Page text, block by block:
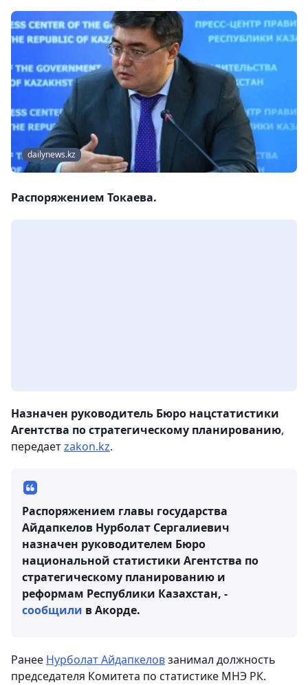
dailynews.kz
Распоряжением Токаева.
Назначен руководитель Бюро нацстатистики
Агентства по стратегическому планированию,
передаетzakon.kz.
Распоряжением главы государства
Айдапкелов Нурболат Сергалиевич
назначен руководителем Бюро
национальной статистики Агентства по
стратегическому планированию и
реформам Республики Казахстан, -
сообщили в Акорде.
Ранее Нурболат Айдапкеловзанимал должность
председателя Комитета по статистике МНЭ РК.